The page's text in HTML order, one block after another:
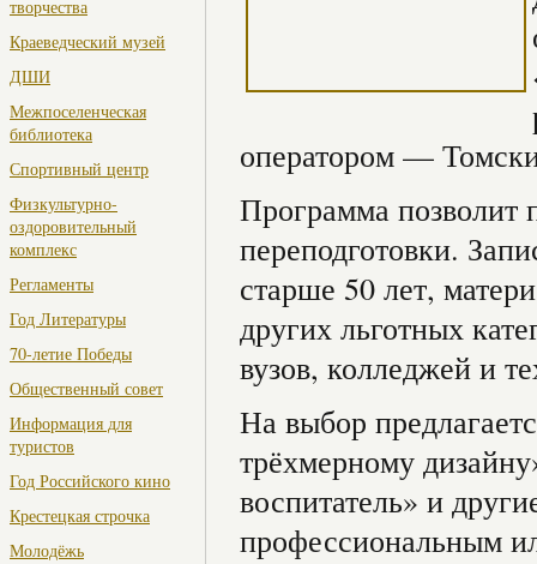
творчества
Краеведческий музей
ДШИ
Межпоселенческая
библиотека
Спортивный центр
Физкультурно-
оздоровительный
комплекс
Регламенты
Год Литературы
70-летие Победы
Общественный совет
Информация для
туристов
Год Российского кино
Крестецкая строчка
Молодёжь
оператором —
Программа
переподготовки.
старше 50 лет,
других льготных
вузов, колледжей и
На выбор
трёхмерному
воспитатель» и
профессиональным